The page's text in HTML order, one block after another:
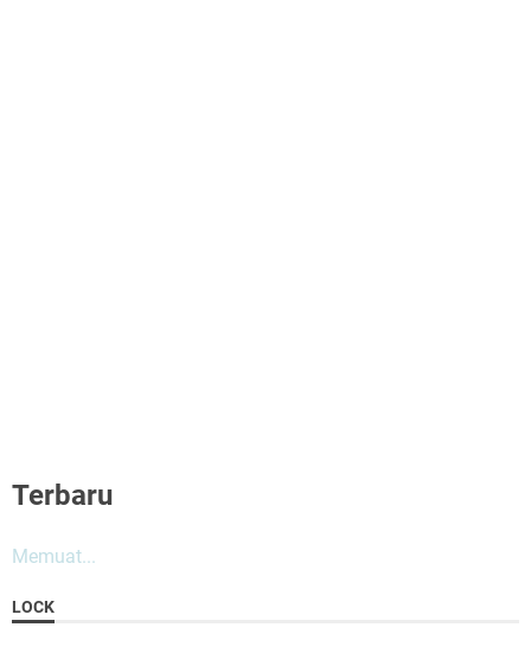
Terbaru
Memuat...
LOCK